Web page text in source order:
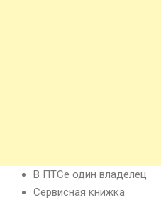
В ПТСе один владелец
Сервисная книжка